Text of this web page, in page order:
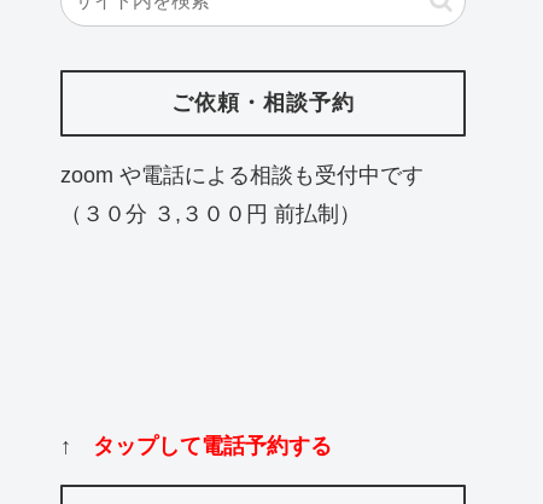
ご依頼・相談予約
zoom や電話による相談も受付中です
（３０分 ３,３００円 前払制）
↑ タップして電話予約する